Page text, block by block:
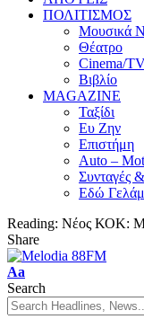
ΠΟΛΙΤΙΣΜΟΣ
Μουσικά
Θέατρο
Cinema/
Βιβλίο
MAGAZINE
Ταξίδι
Ευ Ζην
Επιστήμη
Auto –
Συνταγές
Εδώ
Reading: Νέος ΚΟΚ:
Share
Aa
Search